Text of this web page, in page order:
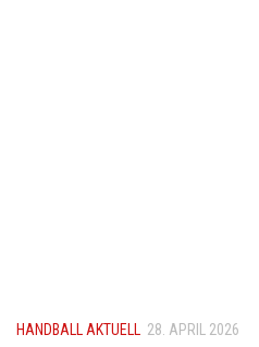
HANDBALL AKTUELL 28. APRIL 2026